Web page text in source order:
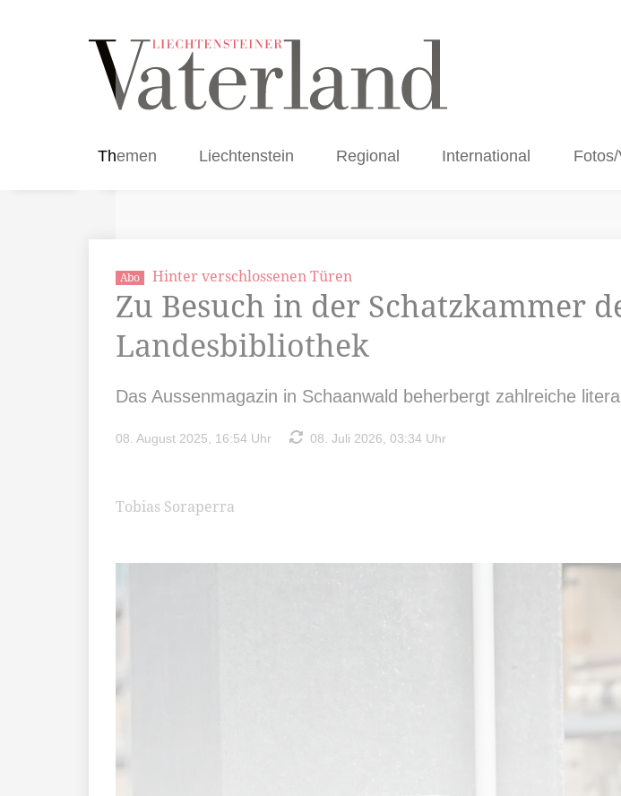
Themen Liechtenstein Regional International
Abo Hinter verschlossenen Türen
Zu Besuch in der Schatzkammer
Landesbibliothek
Das Aussenmagazin in Schaanwald beherbergt zahlreiche
08. August 2025, 16:54 Uhr 08. Juli 2026, 03:34 Uhr
Tobias Soraperra